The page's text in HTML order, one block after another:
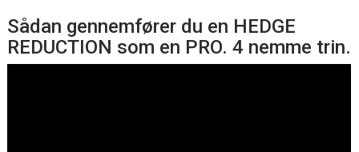
Sådan gennemfører du en HEDGE
REDUCTION som en PRO. 4 nemme trin.